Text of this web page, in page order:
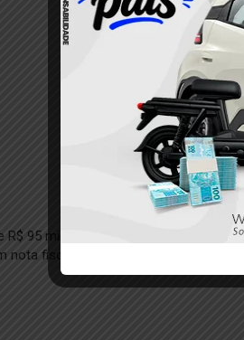
95 mil em garrafas de
nota fiscal em Santarém